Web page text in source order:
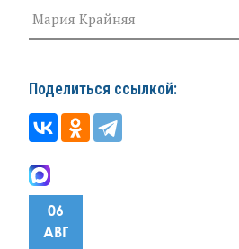
Мария Крайняя
Поделиться ссылкой:
06
АВГ